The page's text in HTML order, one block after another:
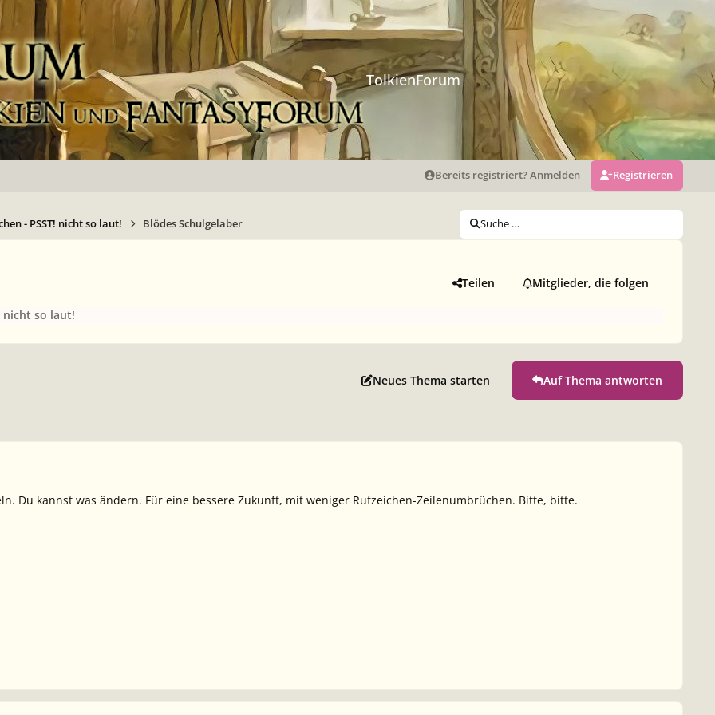
TolkienForum
Bereits registriert? Anmelden Registrieren
- PSST! nicht so laut! Blödes Schulgelaber Suche …
Teilen Mitglieder, die folgen
nicht so laut!
Neues Thema starten Auf Thema antworten
Du kannst was ändern. Für eine bessere Zukunft, mit weniger Rufzeichen-Zeilenumbrüchen. Bitte, bitte.